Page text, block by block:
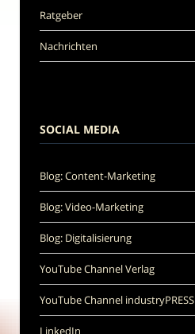
Ratgeber
Nachrichten
SOCIAL MEDIA
Blog: Content-Marketing
Blog: Video-Marketing
Blog: Digitalisierung
YouTube Channel Verlag
YouTube Channel industryPRESS
LinkedIn